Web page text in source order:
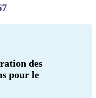
des
pour le